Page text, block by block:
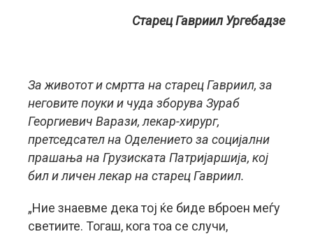
Старец Гавриил Ургебадзе
За животот и смртта на старец Гавриил, за
неговите поуки и чуда зборува Зураб
Георгиевич Варази, лекар-хирург,
претседсател на Оделението за социјални
прашања на Грузиската Патријаршија, кој
бил и личен лекар на старец Гавриил.
„Ние знаевме дека тој ќе биде вброен меѓу
светиите. Тогаш, кога тоа се случи,